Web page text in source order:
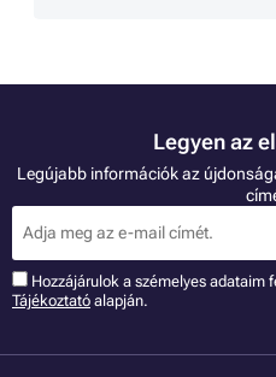
Legyen az
Legújabb információk az
Hozzájárulok a szémelyes adataim
Tájékoztató alapján.